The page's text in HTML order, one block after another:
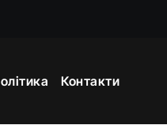
Контакти